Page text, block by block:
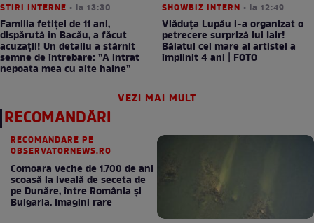
STIRI INTERNE • la 13:30
Familia fetiței de 11 ani,
dispărută în Bacău, a făcut
acuzații! Un detaliu a stârnit
semne de întrebare: ”A intrat
nepoata mea cu alte haine”
SHOWBIZ INTERN • la 12:49
Vlăduța Lupău i-a organizat o
petrecere surpriză lui Iair!
Băiatul cel mare al artistei a
împlinit 4 ani | FOTO
VEZI MAI MULT
RECOMANDĂRI
RECOMANDARE PE
OBSERVATORNEWS.RO
Comoara veche de 1.700 de ani
scoasă la iveală de seceta de
pe Dunăre, între România şi
Bulgaria. Imagini rare